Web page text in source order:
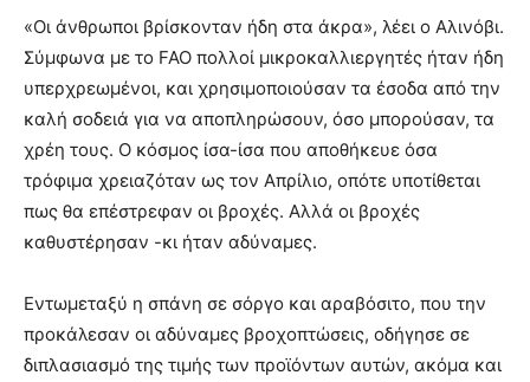
«Οι άνθρωποι βρίσκονταν ήδη στα άκρα», λέει ο Αλινόβι.
Σύμφωνα με το FAO πολλοί μικροκαλλιεργητές ήταν ήδη
υπερχρεωμένοι, και χρησιμοποιούσαν τα έσοδα από την
καλή σοδειά για να αποπληρώσουν, όσο μπορούσαν, τα
χρέη τους. Ο κόσμος ίσα-ίσα που αποθήκευε όσα
τρόφιμα χρειαζόταν ως τον Απρίλιο, οπότε υποτίθεται
πως θα επέστρεφαν οι βροχές. Αλλά οι βροχές
καθυστέρησαν -κι ήταν αδύναμες.
Εντωμεταξύ η σπάνη σε σόργο και αραβόσιτο, που την
προκάλεσαν οι αδύναμες βροχοπτώσεις, οδήγησε σε
διπλασιασμό της τιμής των προϊόντων αυτών, ακόμα και